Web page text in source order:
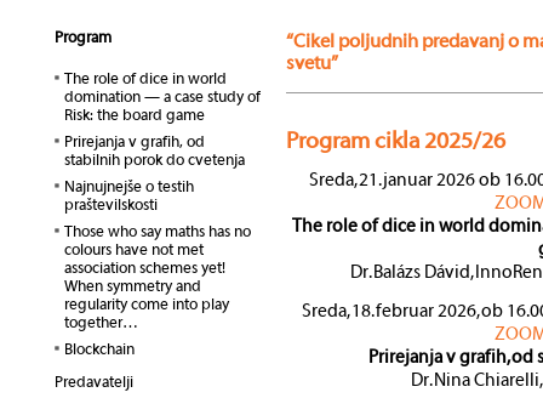
“Cikel poljudnih predavanj o
svetu”
Program cikla 2025/26
Sreda, 21. januar 2026 ob
The role of dice in world
Dr. Balázs Dávid,
Sreda, 18. februar 2026, ob
Prirejanja v grafih,
Dr. Nina
Program
The role of dice in world
domination — a case study of
Risk: the board game
Prirejanja v grafih, od
stabilnih porok do cvetenja
Najnujnejše o testih
praštevilskosti
Those who say maths has no
colours have not met
association schemes yet!
When symmetry and
regularity come into play
together…
Blockchain
Predavatelji